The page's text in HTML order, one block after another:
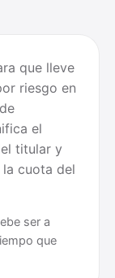
que lleve
riesgo en
el
titular y
cuota del
ser a
que